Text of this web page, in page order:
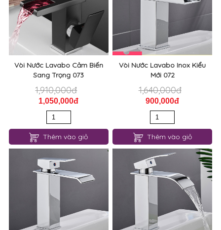
Vòi Nước Lavabo Cảm Biến
Sang Trọng 073
1,910,000đ
1,050,000đ
Thêm vào giỏ
Vòi Nước Lavabo Inox Kiểu
Mới 072
1,640,000đ
900,000đ
Thêm vào giỏ